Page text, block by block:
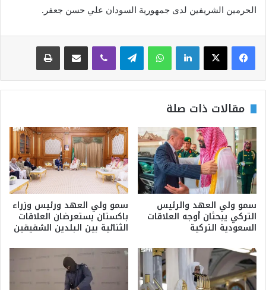
الحرمين الشريفين لدى جمهورية السودان علي حسن جعفر.
لينكدإن واتساب تيلقرام
مقالات ذات صلة
سمو ولي العهد والرئيس
التركي يبحثان أوجه العلاقات
السعودية التركية
سمو ولي العهد ورئيس وزراء
باكستان يستعرضان العلاقات
الثنائية بين البلدين الشقيقين